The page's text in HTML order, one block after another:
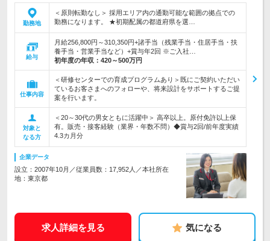
勤務地
＜原則転勤なし＞ 採用エリア内の通勤可能な範囲の拠点での
勤務になります。 ★初期配属の都道府県を選…
給与
月給256,800円～310,350円+諸手当（残業手当・住居手当・扶
養手当・営業手当など）+賞与年2回 ※ご入社…
初年度の年収： 420～500万円
仕事内容
＜研修センターでの育成プログラムあり＞既にご契約いただい
ているお客さまへのフォローや、将来設計をサポートするご提
案を行います。
対象と
なる方
＜20～30代の男女ともに活躍中＞ 高卒以上。原付免許以上保
有。販売・接客経験（業界・年数不問）◆賞与2回/前年度実績
4.3カ月分
企業データ
設立：2007年10月／従業員数：17,952人／本社所在
地：東京都
求人詳細を見る 気になる